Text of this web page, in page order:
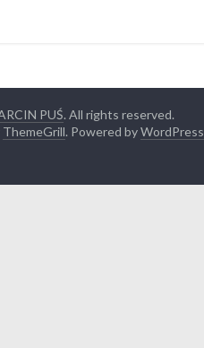
PUŚ. All rights reserved.
ThemeGrill. Powered byWordPress